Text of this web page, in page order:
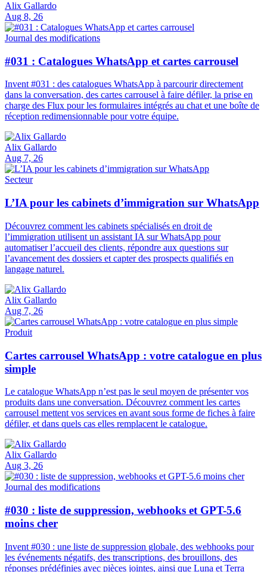
Alix Gallardo
Aug 8, 26
Journal des modifications
#031 : Catalogues WhatsApp et cartes carrousel
Invent #031 : des catalogues WhatsApp à parcourir directement
dans la conversation, des cartes carrousel à faire défiler, la prise en
charge des Flux pour les formulaires intégrés au chat et une boîte de
réception redimensionnable pour votre équipe.
Alix Gallardo
Aug 7, 26
Secteur
L’IA pour les cabinets d’immigration sur WhatsApp
Découvrez comment les cabinets spécialisés en droit de
l’immigration utilisent un assistant IA sur WhatsApp pour
automatiser l’accueil des clients, répondre aux questions sur
l’avancement des dossiers et capter des prospects qualifiés en
langage naturel.
Alix Gallardo
Aug 7, 26
Produit
Cartes carrousel WhatsApp : votre catalogue en plus
simple
Le catalogue WhatsApp n’est pas le seul moyen de présenter vos
produits dans une conversation. Découvrez comment les cartes
carrousel mettent vos services en avant sous forme de fiches à faire
défiler, et dans quels cas elles remplacent le catalogue.
Alix Gallardo
Aug 3, 26
Journal des modifications
#030 : liste de suppression, webhooks et GPT-5.6
moins cher
Invent #030 : une liste de suppression globale, des webhooks pour
les événements négatifs, des transcriptions, des brouillons, des
réponses prédéfinies avec pièces jointes, ainsi que Luna et Terra